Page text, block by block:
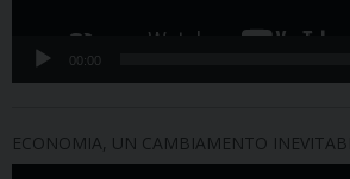
00:00
ECONOMIA, UN CAMBIAMENTO